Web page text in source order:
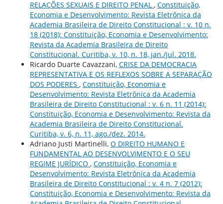
RELAÇÕES SEXUAIS E DIREITO PENAL , Constituição,
Economia e Desenvolvimento: Revista Eletrônica da
Academia Brasileira de Direito Constitucional : v. 10 n.
18 (2018): Constituição, Economia e Desenvolvimento:
Revista da Academia Brasileira de Direito
Constitucional. Curitiba, v. 10, n. 18, jan./jul. 2018.
Ricardo Duarte Cavazzani, CRISE DA DEMOCRACIA
REPRESENTATIVA E OS REFLEXOS SOBRE A SEPARAÇÃO
DOS PODERES , Constituição, Economia e
Desenvolvimento: Revista Eletrônica da Academia
Brasileira de Direito Constitucional : v. 6 n. 11 (2014):
Constituição, Economia e Desenvolvimento: Revista da
Academia Brasileira de Direito Constitucional.
Curitiba, v. 6, n. 11, ago./dez. 2014.
Adriano Justi Martinelli, O DIREITO HUMANO E
FUNDAMENTAL AO DESENVOLVIMENTO E O SEU
REGIME JURÍDICO , Constituição, Economia e
Desenvolvimento: Revista Eletrônica da Academia
Brasileira de Direito Constitucional : v. 4 n. 7 (2012):
Constituição, Economia e Desenvolvimento: Revista da